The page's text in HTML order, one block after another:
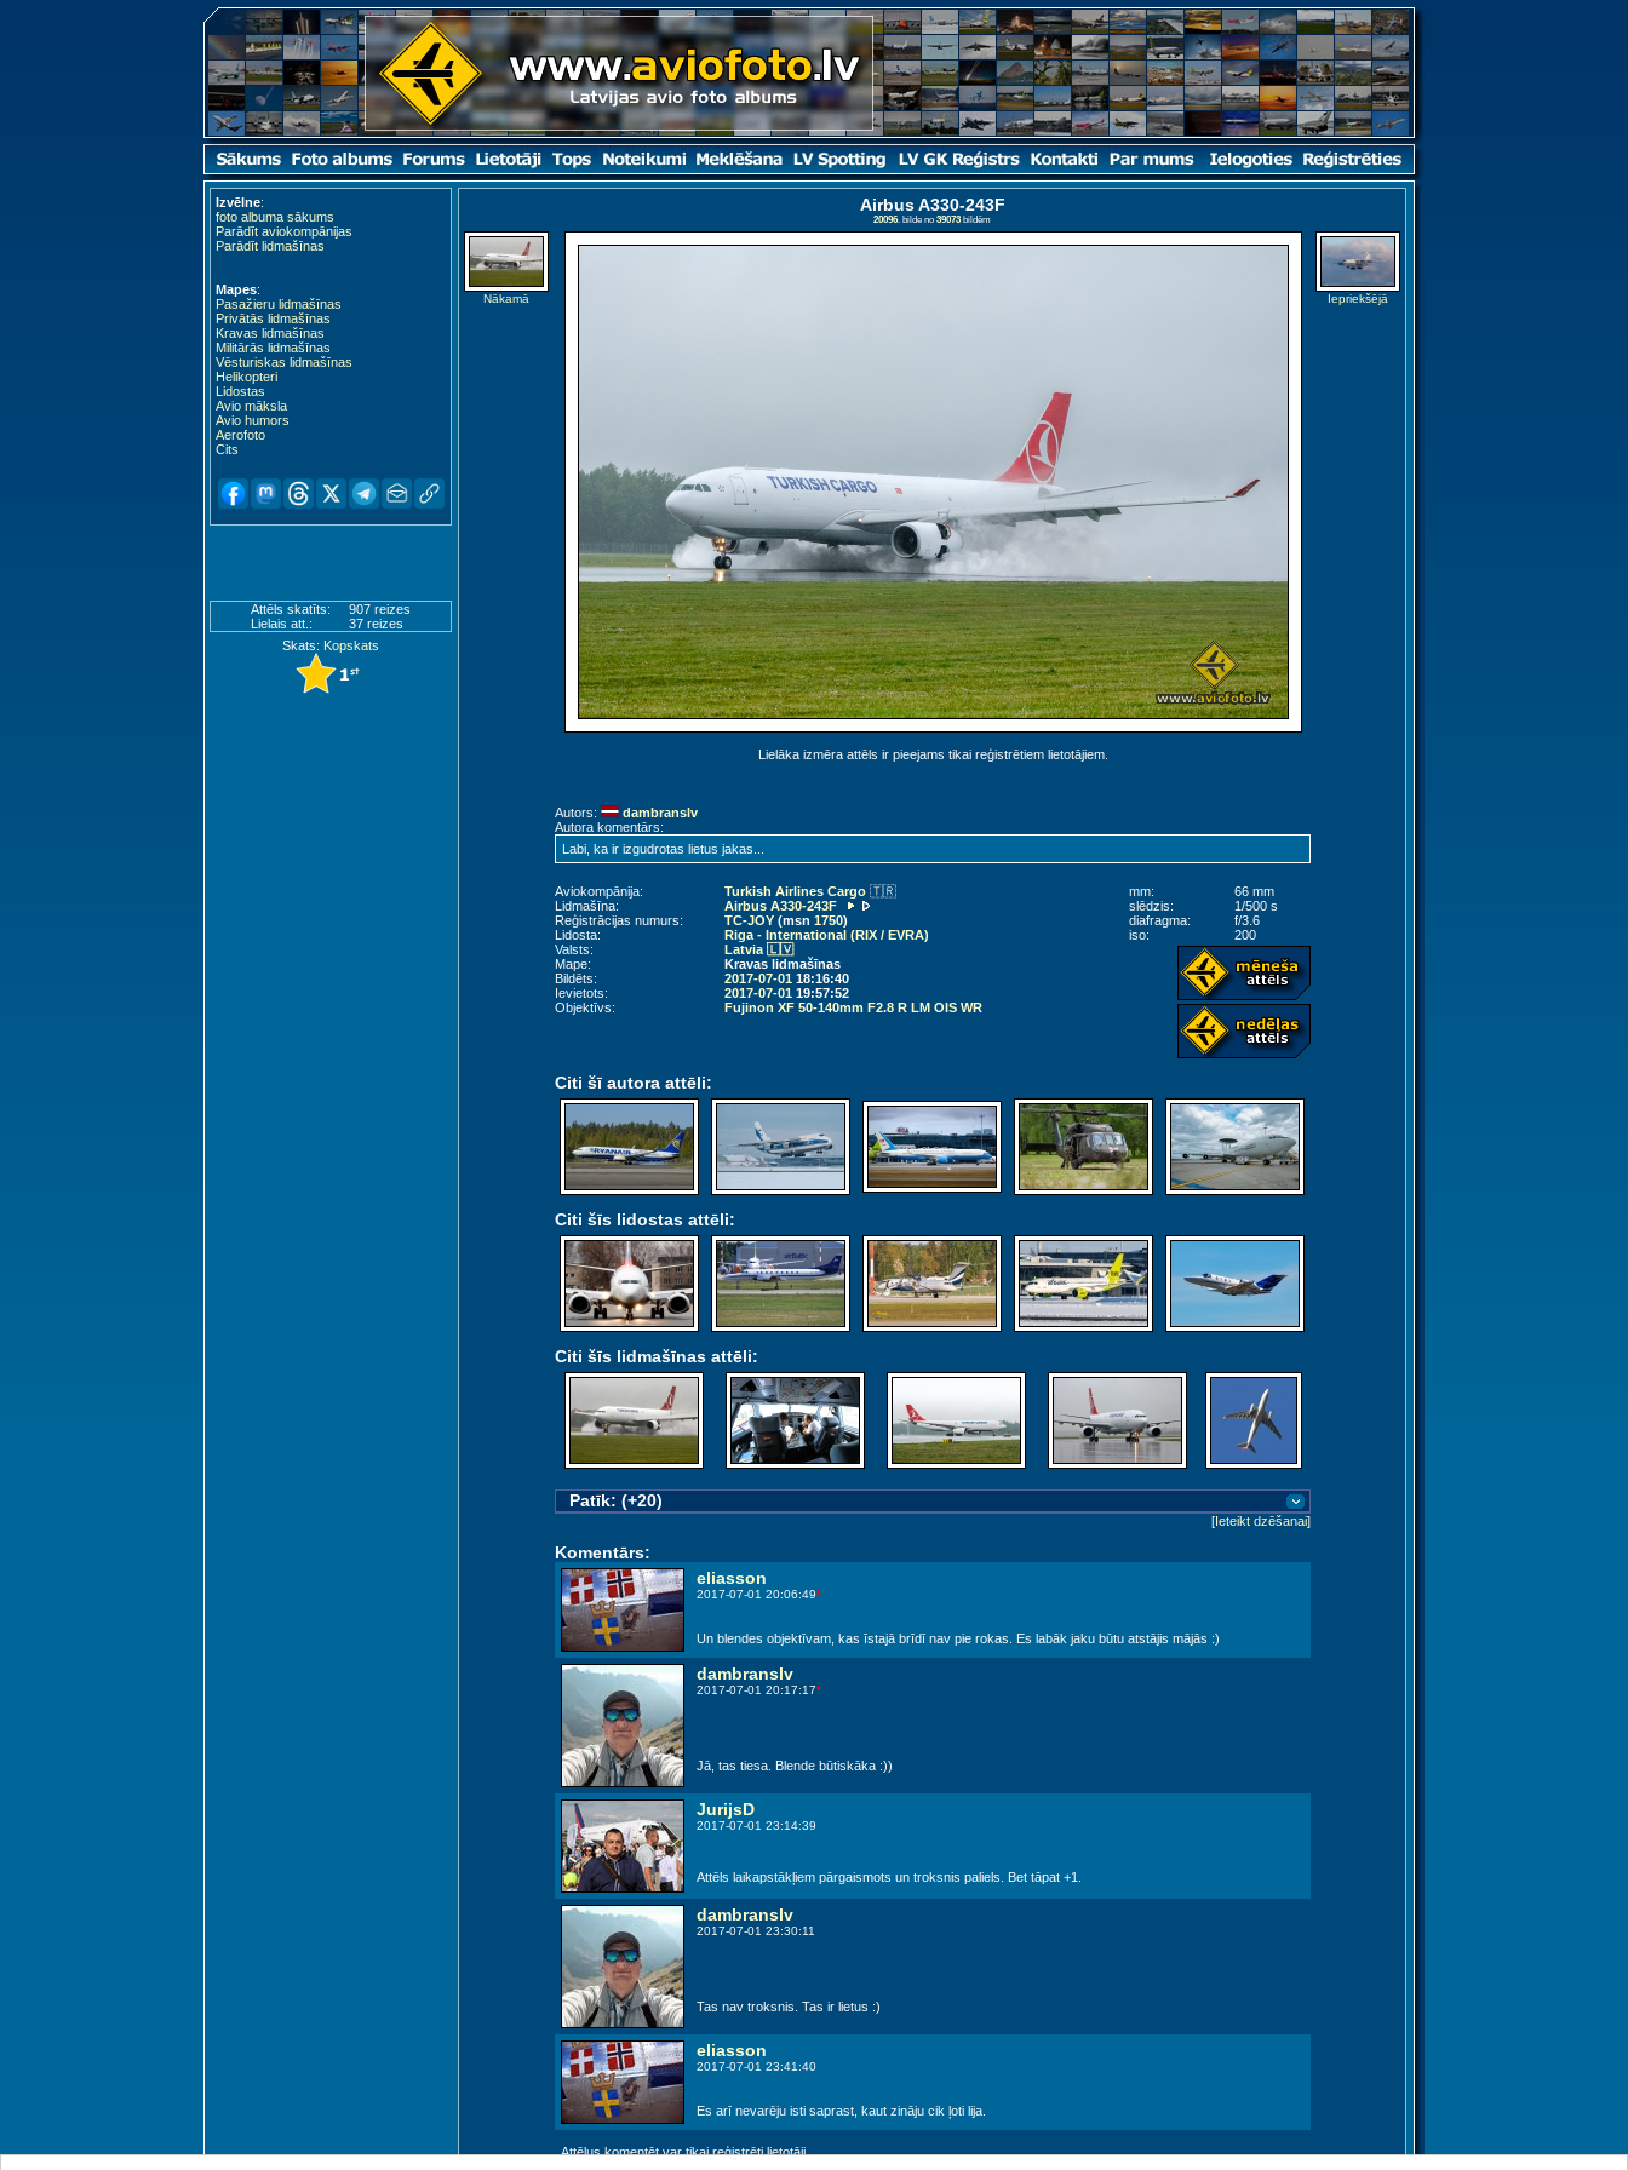
Izvēlne:
foto albuma sākums
Parādīt aviokompānijas
Parādīt lidmašīnas
Mapes:
Pasažieru lidmašīnas
Privātās lidmašīnas
Kravas lidmašīnas
Militārās lidmašīnas
Vēsturiskas lidmašīnas
Helikopteri
Lidostas
Avio māksla
Avio humors
Aerofoto
Cits
Attēls skatīts:
907 reizes
Lielais att.:
37 reizes
Skats: Kopskats
Airbus A330-243F
20096. bilde no 39073 bildēm
Nākamā
Lielāka izmēra attēls ir pieejams tikai reģistrētiem lietotājiem.
Iepriekšējā
Autors:
dambranslv
Autora komentārs:
Labi, ka ir izgudrotas lietus jakas...
Aviokompānija: Turkish Airlines Cargo 🇹🇷
Lidmašīna:
Airbus A330-243F
Reģistrācijas numurs:
TC-JOY(msn 1750)
Lidosta:
Riga - International (RIX / EVRA)
Valsts:
Latvia 🇱🇻
Mape:
Kravas lidmašīnas
Bildēts:
2017-07-0118:16:40
Ievietots:
2017-07-0119:57:52
Objektīvs:
Fujinon XF 50-140mm F2.8 R LM OIS WR
mm:
66 mm
slēdzis:
1/500 s
diafragma:
f/3.6
iso:
200
Citi šī autora attēli:
Citi šīs lidostas attēli:
Citi šīs lidmašīnas attēli:
Patīk: (+20)
[Ieteikt dzēšanai]
Komentārs:
eliasson
2017-07-01 20:06:49*
Un blendes objektīvam, kas īstajā brīdī nav pie rokas. Es labāk jaku būtu atstājis mājās :)
dambranslv
2017-07-01 20:17:17*
Jā, tas tiesa. Blende būtiskāka :))
JurijsD
2017-07-01 23:14:39
Attēls laikapstākļiem pārgaismots un troksnis paliels. Bet tāpat +1.
dambranslv
2017-07-01 23:30:11
Tas nav troksnis. Tas ir lietus :)
eliasson
2017-07-01 23:41:40
Es arī nevarēju isti saprast, kaut zināju cik ļoti lija.
Attēlus komentēt var tikai reģistrēti lietotāji.